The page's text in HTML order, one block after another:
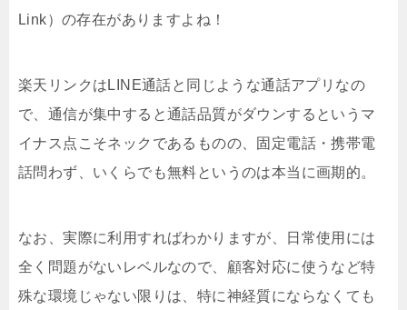
Link）の存在がありますよね！
楽天リンクはLINE通話と同じような通話アプリなの
で、通信が集中すると通話品質がダウンするというマ
イナス点こそネックであるものの、固定電話・携帯電
話問わず、いくらでも無料というのは本当に画期的。
なお、実際に利用すればわかりますが、日常使用には
全く問題がないレベルなので、顧客対応に使うなど特
殊な環境じゃない限りは、特に神経質にならなくても